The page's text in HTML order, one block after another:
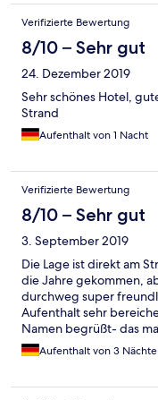
Verifizierte Bewertung
8/10 – Sehr gut
24. Dezember 2019
Sehr schönes Hotel,
Strand
Aufenthalt von 1 Nacht
Verifizierte Bewertung
8/10 – Sehr gut
3. September 2019
Die Lage ist direkt am
die Jahre gekommen,
durchweg super
Aufenthalt sehr
Namen begrüßt- das
Aufenthalt von 3